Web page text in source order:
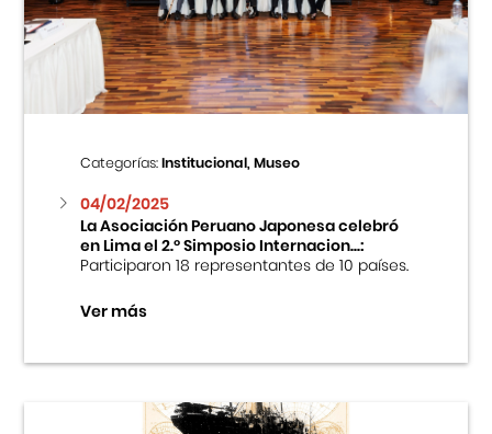
Categorías:Institucional, Museo
04/02/2025
La Asociación Peruano Japonesa celebró
en Lima el 2.º Simposio Internacion...:
Participaron 18 representantes de 10 países.
Ver más